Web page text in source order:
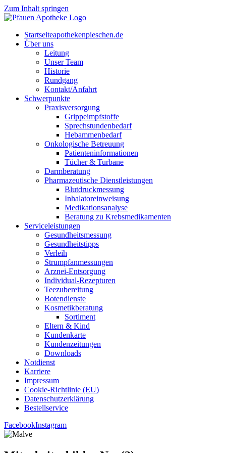
Zum Inhalt springen
Start­sei­teapothekenpieschen.de
Über uns
Lei­tung
Unser Team
His­to­rie
Rund­gang
Kontakt/Anfahrt
Schwer­punk­te
Pra­xis­ver­sor­gung
Grip­pe­impf­stof­fe
Sprech­stun­den­be­darf
Heb­am­men­be­darf
Onko­lo­gi­sche Betreuung
Pati­en­ten­in­for­ma­tio­nen
Tücher & Turbane
Darm­be­ra­tung
Phar­ma­zeu­ti­sche Dienstleistungen
Blut­druck­mes­sung
Inha­la­tor­ein­wei­sung
Medi­ka­ti­ons­ana­ly­se
Bera­tung zu Krebsmedikamenten
Ser­vice­leis­tun­gen
Gesund­heits­mes­sung
Gesund­heits­tipps
Ver­leih
Strumpfan­mes­sun­gen
Arz­n­ei-Ent­­sor­­gung
Indi­­vi­­du­al-Rezep­­tu­­ren
Tee­zu­be­rei­tung
Boten­diens­te
Kos­me­tik­be­ra­tung
Sor­ti­ment
Eltern & Kind
Kun­den­kar­te
Kun­den­zei­tun­gen
Down­loads
Not­dienst
Kar­rie­re
Impres­sum
Coo­kie-Rich­t­­li­­nie (EU)
Datenschutz­erklärung
Bestell­ser­vice
FacebookInstagram